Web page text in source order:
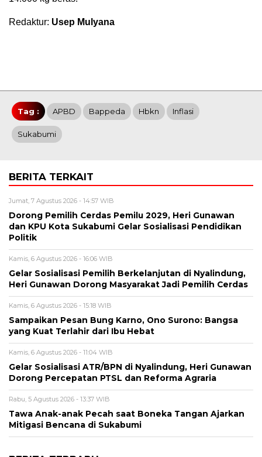
Redaktur: Usep Mulyana
Tag : APBD Bappeda Hbkn Inflasi
Sukabumi
BERITA TERKAIT
Jumat, 7 Agustus 2026 - 14:57 WIB
Dorong Pemilih Cerdas Pemilu 2029, Heri Gunawan
dan KPU Kota Sukabumi Gelar Sosialisasi Pendidikan
Politik
Kamis, 6 Agustus 2026 - 16:06 WIB
Gelar Sosialisasi Pemilih Berkelanjutan di Nyalindung,
Heri Gunawan Dorong Masyarakat Jadi Pemilih Cerdas
Kamis, 6 Agustus 2026 - 15:18 WIB
Sampaikan Pesan Bung Karno, Ono Surono: Bangsa
yang Kuat Terlahir dari Ibu Hebat
Kamis, 6 Agustus 2026 - 11:04 WIB
Gelar Sosialisasi ATR/BPN di Nyalindung, Heri Gunawan
Dorong Percepatan PTSL dan Reforma Agraria
Rabu, 5 Agustus 2026 - 13:37 WIB
Tawa Anak-anak Pecah saat Boneka Tangan Ajarkan
Mitigasi Bencana di Sukabumi